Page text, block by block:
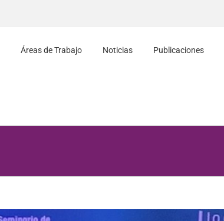
Áreas de Trabajo Noticias Publicaciones